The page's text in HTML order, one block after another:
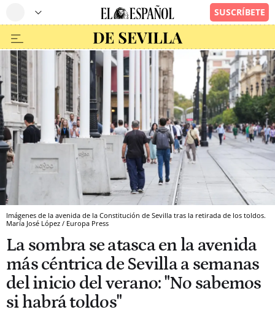
Imágenes de la avenida de la Constitución de Sevilla tras la retirada de los toldos.
María José López / Europa Press
La sombra se atasca en la avenida
más céntrica de Sevilla a semanas
del inicio del verano: "No sabemos
si habrá toldos"